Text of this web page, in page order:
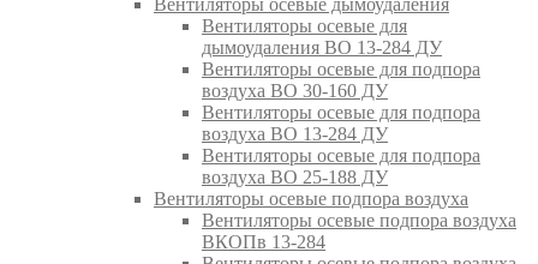
Вентиляторы осевые для
дымоудаления ВО 13-284 ДУ
Вентиляторы осевые для подпора
воздуха ВО 30-160 ДУ
Вентиляторы осевые для подпора
воздуха ВО 13-284 ДУ
Вентиляторы осевые для подпора
воздуха ВО 25-188 ДУ
Вентиляторы осевые подпора воздуха
Вентиляторы осевые подпора воздуха
ВКОПв 13-284